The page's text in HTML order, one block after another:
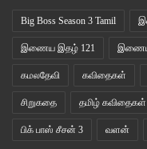
Big Boss Season 3 Tamil
இணைய இதழ் 121 இணைய
கமலதேவி கவிதைகள்
சிறுகதை தமிழ் கவிதைகள்
பிக் பாஸ் சீசன் 3 வளன்